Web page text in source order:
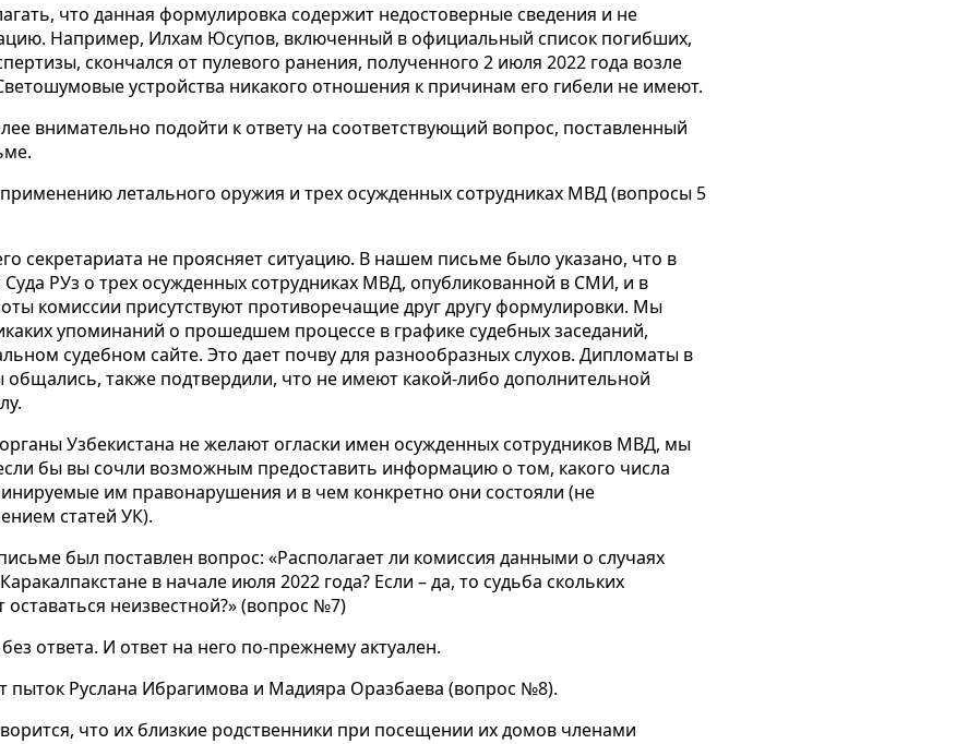
что данная формулировка содержит недостоверные сведения и не
Например, Илхам Юсупов, включенный в официальный список погибших,
скончался от пулевого ранения, полученного 2 июля 2022 года возле
устройства никакого отношения к причинам его гибели не имеют.
внимательно подойти к ответу на соответствующий вопрос, поставленный
летального оружия и трех осужденных сотрудниках МВД (вопросы 5
секретариата не проясняет ситуацию. В нашем письме было указано, что в
РУз о трех осужденных сотрудниках МВД, опубликованной в СМИ, и в
комиссии присутствуют противоречащие друг другу формулировки. Мы
упоминаний о прошедшем процессе в графике судебных заседаний,
судебном сайте. Это дает почву для разнообразных слухов. Дипломаты в
также подтвердили, что не имеют какой-либо дополнительной
Узбекистана не желают огласки имен осужденных сотрудников МВД, мы
бы вы сочли возможным предоставить информацию о том, какого числа
им правонарушения и в чем конкретно они состояли (не
статей УК).
был поставлен вопрос: «Располагает ли комиссия данными о случаях
в начале июля 2022 года? Если – да, то судьба скольких
неизвестной?» (вопрос №7)
ответа. И ответ на него по-прежнему актуален.
пыток Руслана Ибрагимова и Мадияра Оразбаева (вопрос №8).
что их близкие родственники при посещении их домов членами